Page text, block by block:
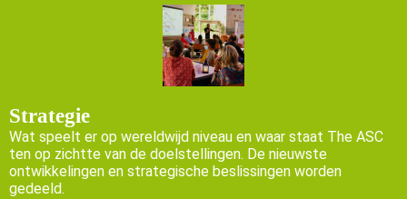
Strategie
Wat speelt er op wereldwijd niveau en waar staat The ASC
ten op zichtte van de doelstellingen. De nieuwste
ontwikkelingen en strategische beslissingen worden
gedeeld.